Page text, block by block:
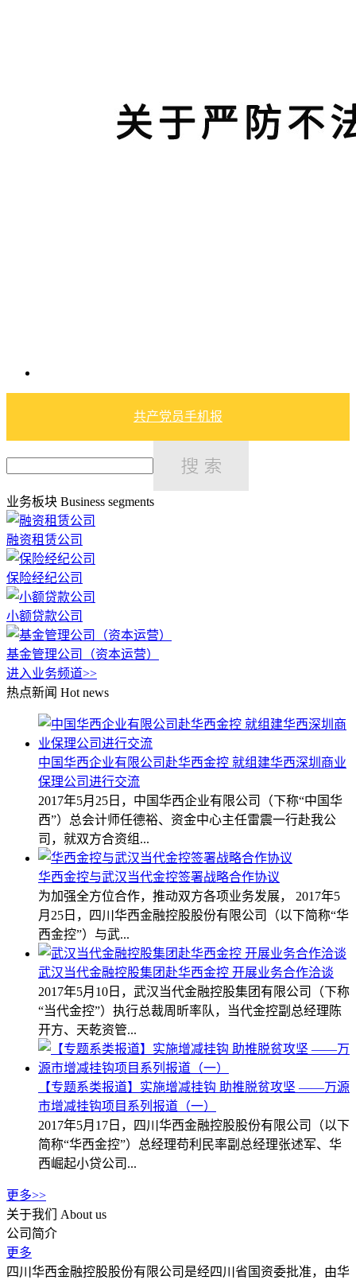
共产党员手机报
业务板块 Business segments
融资租赁公司
保险经纪公司
小额贷款公司
基金管理公司（资本运营）
进入业务频道>>
热点新闻 Hot news
中国华西企业有限公司赴华西金控 就组建华西深圳商业
保理公司进行交流
2017年5月25日，中国华西企业有限公司（下称“中国华
西”）总会计师任德裕、资金中心主任雷震一行赴我公
司，就双方合资组...
华西金控与武汉当代金控签署战略合作协议
为加强全方位合作，推动双方各项业务发展， 2017年5
月25日，四川华西金融控股股份有限公司（以下简称“华
西金控”）与武...
武汉当代金融控股集团赴华西金控 开展业务合作洽谈
2017年5月10日，武汉当代金融控股集团有限公司（下称
“当代金控”）执行总裁周昕率队，当代金控副总经理陈
开方、天乾资管...
【专题系类报道】实施增减挂钩 助推脱贫攻坚 ——万源
市增减挂钩项目系列报道（一）
2017年5月17日，四川华西金融控股股份有限公司（以下
简称“华西金控”）总经理苟利民率副总经理张述军、华
西崛起小贷公司...
更多>>
关于我们
About us
公司简介
更多
四川华西金融控股股份有限公司是经四川省国资委批准，由华